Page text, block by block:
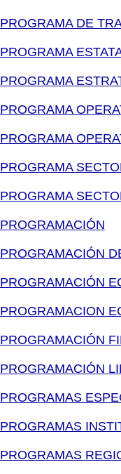
PROGRAMA DE
PROGRAMA
PROGRAMA
PROGRAMA
PROGRAMA
PROGRAMA
PROGRAMA
PROGRAMACIÓN
PROGRAMACIÓN
PROGRAMACIÓN
PROGRAMACION
PROGRAMACIÓN
PROGRAMACIÓN
PROGRAMAS
PROGRAMAS
PROGRAMAS